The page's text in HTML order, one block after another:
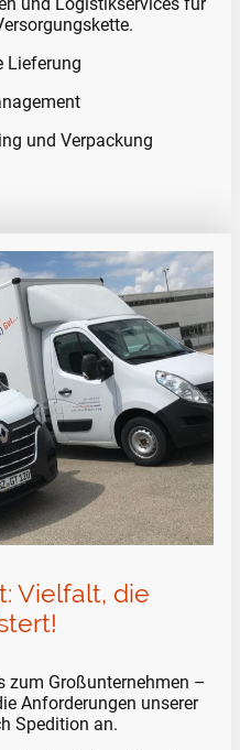
Lieferung
und Verpackung
Vielfalt, die
zum Großunternehmen –
Anforderungen unserer
Spedition an.